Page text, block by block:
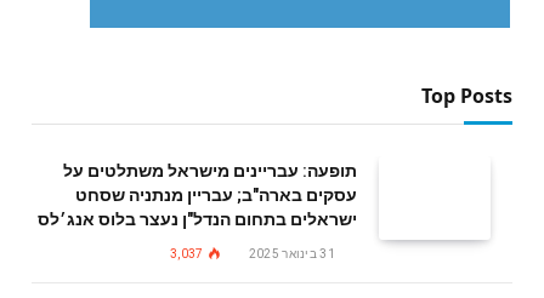
Top Posts
תופעה: עבריינים מישראל משתלטים על
עסקים בארה"ב; עבריין מנתניה שסחט
ישראלים בתחום הנדל"ן נעצר בלוס אנג׳לס
31 בינואר 2025 3,037